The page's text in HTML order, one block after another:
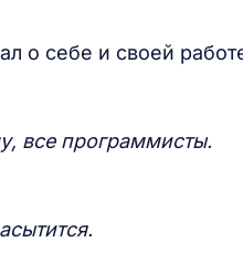
о себе и своей
все программисты.